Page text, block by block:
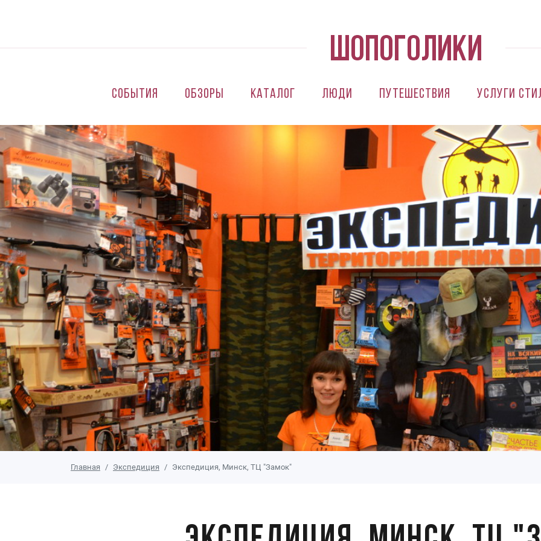
События Обзоры Каталог Люди Путешествия Услуги
Главная Экспедиция Экспедиция, Минск, ТЦ "Замок"